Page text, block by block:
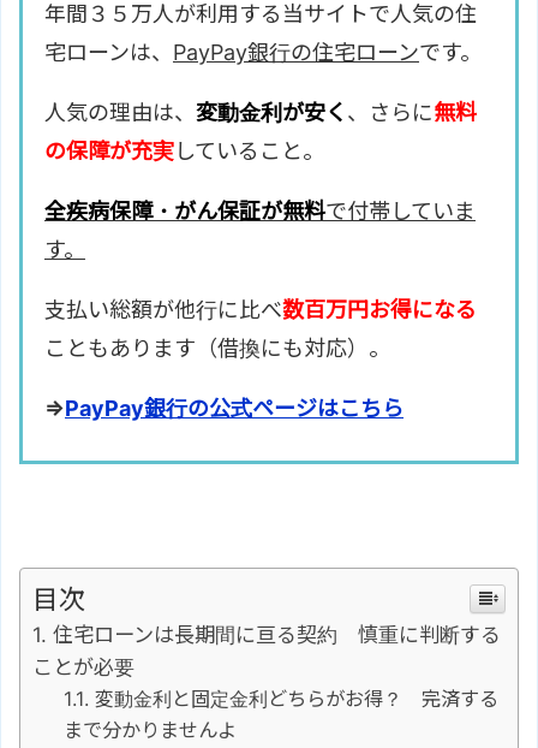
年間３５万人が利用する当サイトで人気の住
宅ローンは、 PayPay銀行の住宅ローンです。
人気の理由は、 変動金利が安く 、さらに無料
の保障が充実していること。
全疾病保障・がん保証が無料で付帯していま
す。
支払い総額が他行に比べ数百万円お得になる
こともあります（借換にも対応）。
⇒PayPay銀行の公式ページはこちら
目次
住宅ローンは長期間に亘る契約 慎重に判断する
ことが必要
変動金利と固定金利どちらがお得？ 完済する
まで分かりませんよ